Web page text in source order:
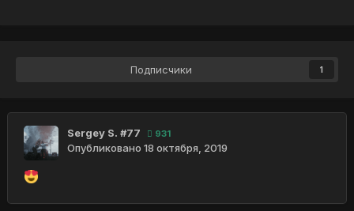
Подписчики 1
Sergey S. #77 931
Опубликовано 18 октября, 2019